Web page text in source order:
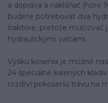
a doprava a nakláňať (hore
budete potrebovať dva
traktore, pretože mulčovač
hydraulickými valcami.
Výšku kosenia je možné
24 špeciálne kalených
rozdrví pokosenú trávu na